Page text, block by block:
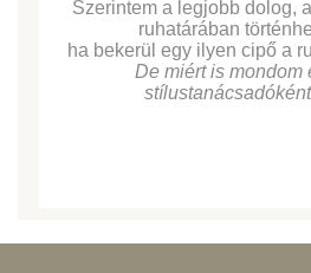
Szerintem a legjobb dolog,
ruhatárában
ha bekerül egy ilyen cipő a
De miért is mondom